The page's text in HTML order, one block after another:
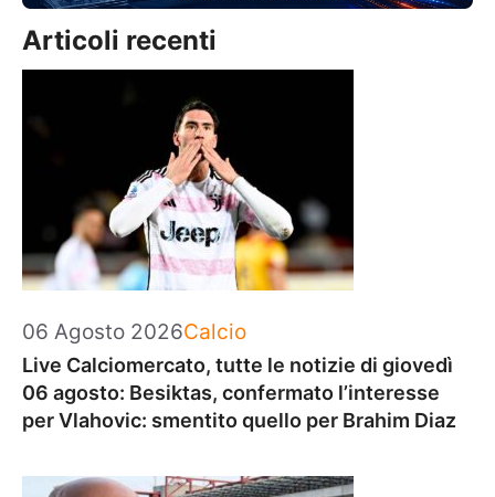
Articoli recenti
06 Agosto 2026Categorie
Calcio
Live Calciomercato, tutte le notizie di giovedì
06 agosto: Besiktas, confermato l’interesse
per Vlahovic: smentito quello per Brahim Diaz